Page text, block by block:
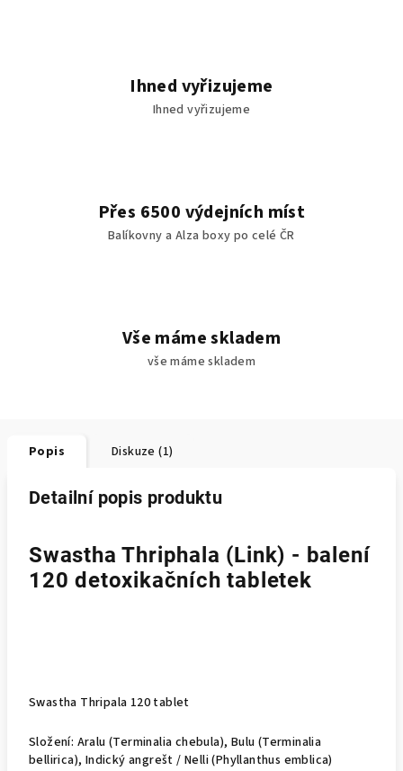
Ihned vyřizujeme
Ihned vyřizujeme
Přes 6500 výdejních míst
Balíkovny a Alza boxy po celé ČR
Vše máme skladem
vše máme skladem
Popis Diskuze (1)
Detailní popis produktu
Swastha Thriphala (Link) - balení
120 detoxikačních tabletek
Swastha Thripala 120 tablet
Složení: Aralu (Terminalia chebula), Bulu (Terminalia
bellirica), Indický angrešt / Nelli (Phyllanthus emblica)